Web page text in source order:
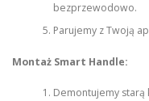
bezprzewodowo.
Parujemy z Twoją
Montaż Smart Handle:
Demontujemy starą